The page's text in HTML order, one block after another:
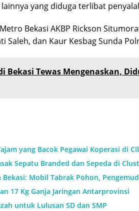
yang diduga terlibat
Bekasi AKBP Rickson
Saleh, dan Kaur Kesbag Sunda
Bekasi Tewas Mengenaskan,
yang Bacok Pegawai Koperasi di
Sepatu Branded dan Sepeda di
Bekasi: Mobil Tabrak Pohon,
17 Kg Ganja Jaringan Antarprovinsi
untuk Lulusan SD dan SMP